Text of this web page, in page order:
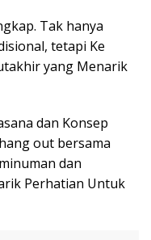
Tak hanya
tetapi Ke
yang Menarik
dan Konsep
out bersama
dan
Perhatian Untuk